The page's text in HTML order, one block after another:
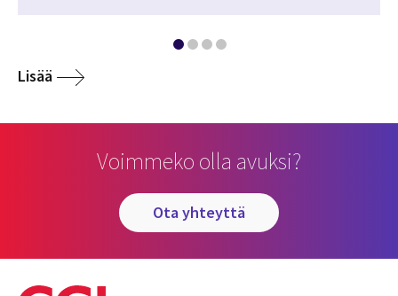
Lisää
Voimmeko olla avuksi?
ota yhteyttä